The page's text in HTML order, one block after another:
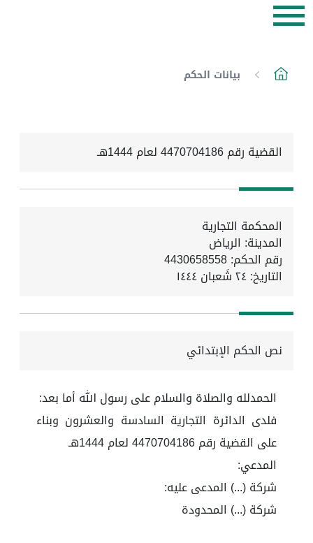
بيانات الحكم
القضية رقم 4470704186 لعام 1444هـ
المحكمة التجارية
المدينة: الرياض
رقم الحكم: 4430658558
التاريخ: ٢٤ شَعبان ١٤٤٤
نص الحكم الإبتدائي
الحمدلله والصلاة والسلام على رسول الله أما بعد:
فلدى الدائرة التجارية السادسة والعشرون وبناء
على القضية رقم 4470704186 لعام 1444هـ
المدعي:
شركة (...) المدعى عليه:
شركة (...) المحدودة